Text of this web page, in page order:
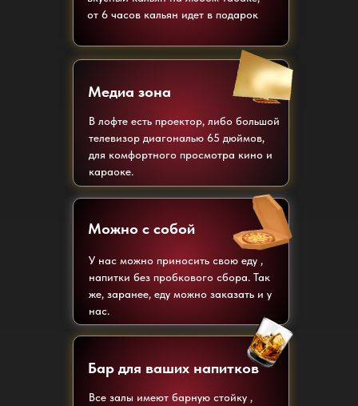
Медиа зона
Можно с собой
Бар для ваших напитков
В лофте есть проектор, либо большой
телевизор диагональю 65 дюймов,
для комфортного просмотра кино и
караоке.
от 6 часов кальян идет в подарок
У нас можно приносить свою еду ,
напитки без пробкового сбора. Так
же, заранее, еду можно заказать и у
нас.
Все залы имеют барную стойку ,